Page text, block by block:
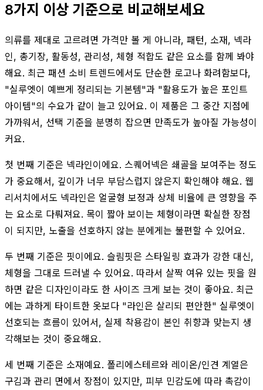
8가지 이상 기준으로 비교해보세요
의류를 제대로 고르려면 가격만 볼 게 아니라, 패턴, 소재, 넥라
인, 총기장, 활동성, 관리성, 체형 적합도 같은 요소를 함께 봐야
해요. 최근 패션 소비 트렌드에서도 단순한 로고나 화려함보다,
"실루엣이 예쁘게 정리되는 기본템"과 "활용도가 높은 포인트
아이템"의 수요가 같이 늘고 있어요. 이 제품은 그 중간 지점에
가까워서, 선택 기준을 분명히 잡으면 만족도가 높아질 가능성이
커요.
첫 번째 기준은 넥라인이에요. 스퀘어넥은 쇄골을 보여주는 정도
가 중요해서, 깊이가 너무 부담스럽지 않은지 확인해야 해요. 웹
리서치에서도 넥라인은 얼굴형 보정과 상체 비율에 큰 영향을 주
는 요소로 다뤄져요. 목이 짧아 보이는 체형이라면 확실한 장점
이 되지만, 노출을 선호하지 않는 분에게는 불편할 수 있어요.
두 번째 기준은 핏이에요. 슬림핏은 스타일링 효과가 강한 대신,
체형을 그대로 드러낼 수 있어요. 따라서 살짝 여유 있는 핏을 원
하면 같은 디자인이라도 한 사이즈 크게 보는 것이 좋아요. 최근
에는 과하게 타이트한 옷보다 "라인은 살리되 편안한" 실루엣이
선호되는 흐름이 있어서, 실제 착용감이 본인 취향과 맞는지 생
각해보는 것이 중요해요.
세 번째 기준은 소재예요. 폴리에스테르와 레이온/인견 계열은
구김과 관리 면에서 장점이 있지만, 피부 민감도에 따라 촉감이